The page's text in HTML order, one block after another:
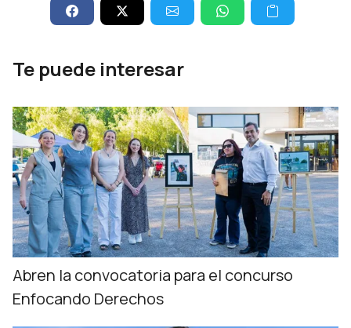
Te puede interesar
Abren la convocatoria para el concurso
Enfocando Derechos